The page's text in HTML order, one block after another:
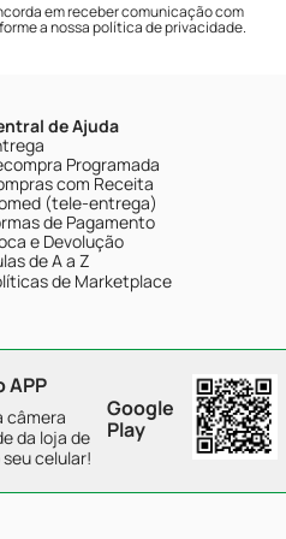
em receber comunicação com
a nossapolítica de privacidade.
de Ajuda
Programada
com Receita
(tele-entrega)
de Pagamento
e Devolução
de A a Z
de Marketplace
APP
câmera
da loja de
celular!
Google
Play